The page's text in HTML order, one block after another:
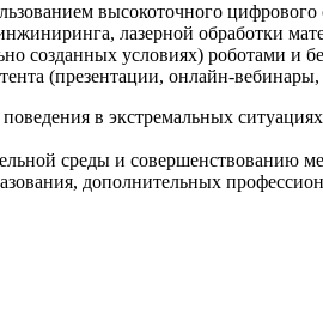
высокоточного цифрового
лазерной обработки
созданных условиях) роботами и
(презентации, онлайн-
в экстремальных
среды и совершенствованию
дополнительных